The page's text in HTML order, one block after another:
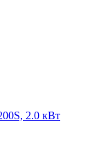
2.0 кВт